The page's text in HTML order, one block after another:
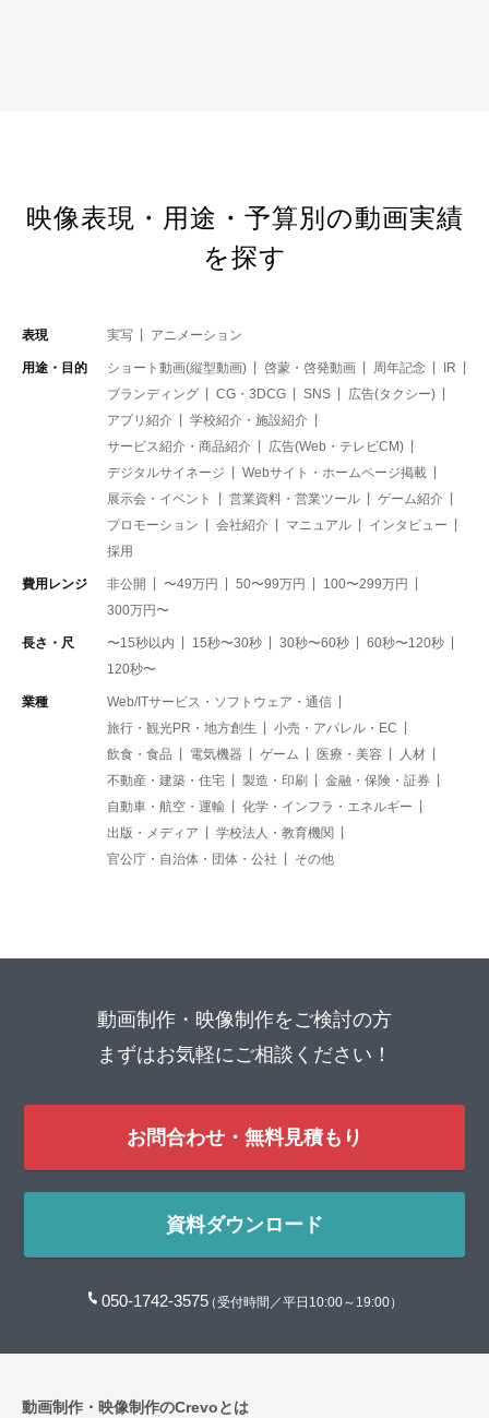
映像表現・用途・予算別の動画実績
を探す
表現 実写 アニメーション
用途・目的 ショート動画(縦型動画) 啓蒙・啓発動画 周年記念
IR
ブランディング
CG・3DCG SNS
広告(タクシー)
アプリ紹介
学校紹介・施設紹介
サービス紹介・商品紹介
広告(Web・テレビCM)
デジタルサイネージ
Webサイト・ホームページ掲載
展示会・イベント
営業資料・営業ツール
ゲーム紹介
プロモーション
会社紹介 マニュアル
インタビュー
採用
費用レンジ 非公開 〜49万円 50〜99万円
100〜299万円
300万円〜
長さ・尺 〜15秒以内 15秒〜30秒 30秒〜60秒
60秒〜120秒
120秒〜
業種
Web/ITサービス・ソフトウェア・通信
旅行・観光PR・地方創生
小売・アパレル・EC
飲食・食品
電気機器 ゲーム 医療・美容
人材
不動産・建築・住宅
製造・印刷
金融・保険・証券
自動車・航空・運輸
化学・インフラ・エネルギー
出版・メディア
学校法人・教育機関
官公庁・自治体・団体・公社
その他
動画制作・映像制作をご検討の方
まずはお気軽にご相談ください！
お問合わせ・無料見積もり
資料ダウンロード
050-1742-3575（受付時間／平日10:00～19:00）
動画制作・映像制作のCrevoとは